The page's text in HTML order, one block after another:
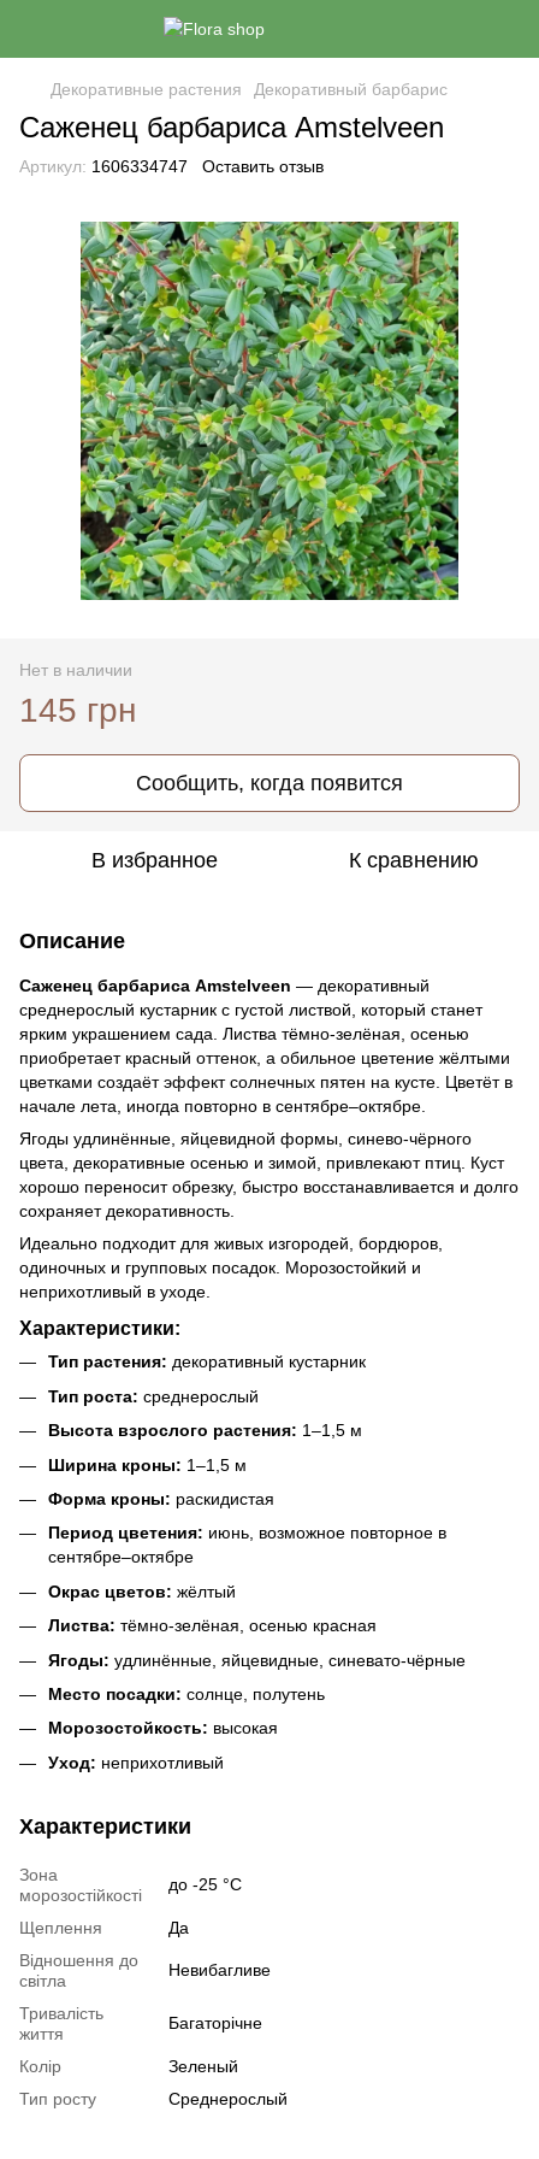
Декоративные растения Декоративный барбарис
Саженец барбариса Amstelveen
Артикул: 1606334747 Оставить отзыв
Нет в наличии
145 грн
Сообщить, когда появится
В избранное К сравнению
Описание
Саженец барбариса Amstelveen — декоративный
среднерослый кустарник с густой листвой, который станет
ярким украшением сада. Листва тёмно-зелёная, осенью
приобретает красный оттенок, а обильное цветение жёлтыми
цветками создаёт эффект солнечных пятен на кусте. Цветёт в
начале лета, иногда повторно в сентябре–октябре.
Ягоды удлинённые, яйцевидной формы, синево-чёрного
цвета, декоративные осенью и зимой, привлекают птиц. Куст
хорошо переносит обрезку, быстро восстанавливается и долго
сохраняет декоративность.
Идеально подходит для живых изгородей, бордюров,
одиночных и групповых посадок. Морозостойкий и
неприхотливый в уходе.
Характеристики:
Тип растения: декоративный кустарник
Тип роста: среднерослый
Высота взрослого растения: 1–1,5 м
Ширина кроны: 1–1,5 м
Форма кроны: раскидистая
Период цветения: июнь, возможное повторное в
сентябре–октябре
Окрас цветов: жёлтый
Листва: тёмно-зелёная, осенью красная
Ягоды: удлинённые, яйцевидные, синевато-чёрные
Место посадки: солнце, полутень
Морозостойкость: высокая
Уход: неприхотливый
Характеристики
Зона
морозостійкості
до -25 °C
Щеплення
Да
Відношення до
світла
Невибагливе
Тривалість
життя
Багаторічне
Колір
Зеленый
Тип росту
Среднерослый